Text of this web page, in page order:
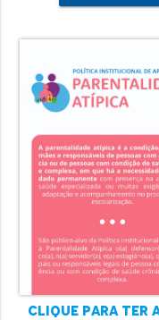
Clique para ter